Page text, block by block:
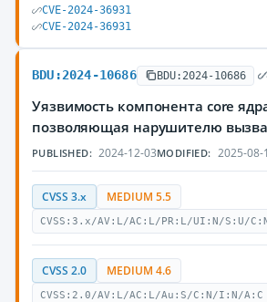
CVE-2024-36931
CVE-2024-36931
BDU:2024-10686 BDU:2024-10686
Уязвимость компонента core
позволяющая нарушителю
PUBLISHED: 2024-12-03MODIFIED: 2025-08-
CVSS 3.x MEDIUM 5.5
CVSS:3.x/AV:L/AC:L/PR:L/UI:N/S:U/
CVSS 2.0 MEDIUM 4.6
CVSS:2.0/AV:L/AC:L/Au:S/C:N/I:N/A:C